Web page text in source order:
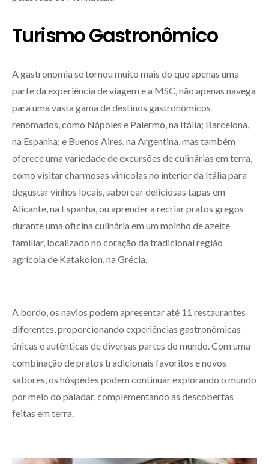
Turismo Gastronômico
A gastronomia se tornou muito mais do que apenas uma
parte da experiência de viagem e a MSC, não apenas navega
para uma vasta gama de destinos gastronômicos
renomados, como Nápoles e Palermo, na Itália; Barcelona,
na Espanha; e Buenos Aires, na Argentina, mas também
oferece uma variedade de excursões de culinárias em terra,
como visitar charmosas vinícolas no interior da Itália para
degustar vinhos locais, saborear deliciosas tapas em
Alicante, na Espanha, ou aprender a recriar pratos gregos
durante uma oficina culinária em um moinho de azeite
familiar, localizado no coração da tradicional região
agrícola de Katakolon, na Grécia.
A bordo, os navios podem apresentar até 11 restaurantes
diferentes, proporcionando experiências gastronômicas
únicas e autênticas de diversas partes do mundo. Com uma
combinação de pratos tradicionais favoritos e novos
sabores, os hóspedes podem continuar explorando o mundo
por meio do paladar, complementando as descobertas
feitas em terra.